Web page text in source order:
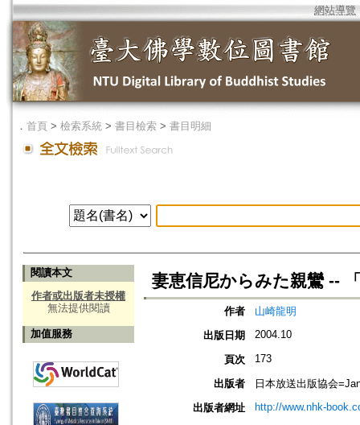
網站導覽
． 首頁 > 檢索系統 > 書目檢索 > 書目明細
閱讀本文
作者或出版者未授權
無法提供閱讀
加值服務
妻恵信尼からみた親鸞 --
作者
山崎龍明
出版日期
2004.10
頁次 173
出版者
日本放送出版協会
出版者網址
http://www.nhk-